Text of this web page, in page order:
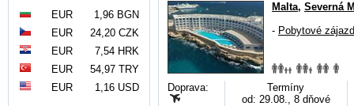
EUR
1,96 BGN
EUR
24,20 CZK
EUR
7,54 HRK
EUR
54,97 TRY
EUR
1,16 USD
Malta, Severná
- Pobytové
Doprava:
Termíny
od: 29.08., 8 dňové